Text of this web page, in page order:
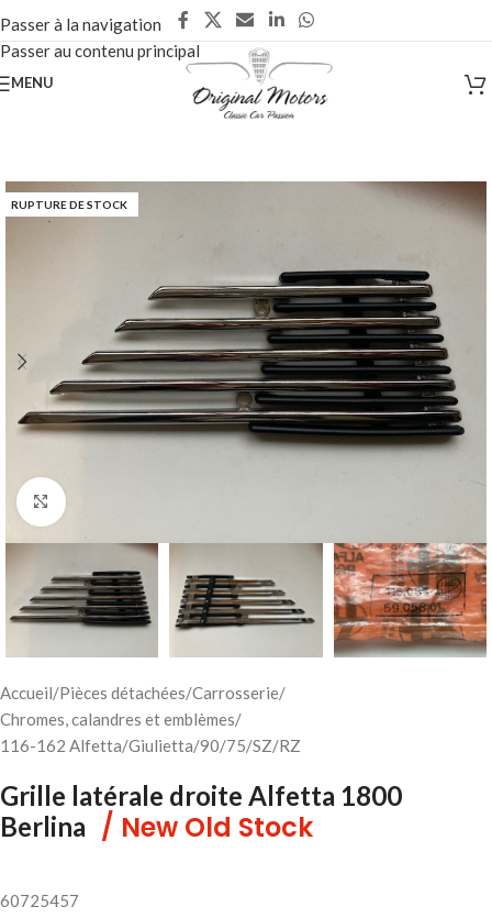
Passer à la navigation
Passer au contenu principal
MENU
RUPTURE DE STOCK
Cliquez pour agrandir
Accueil/Pièces détachées/Carrosserie/
Chromes, calandres et emblèmes/
116-162 Alfetta/Giulietta/90/75/SZ/RZ
Grille latérale droite Alfetta 1800
Berlina / New Old Stock
60725457